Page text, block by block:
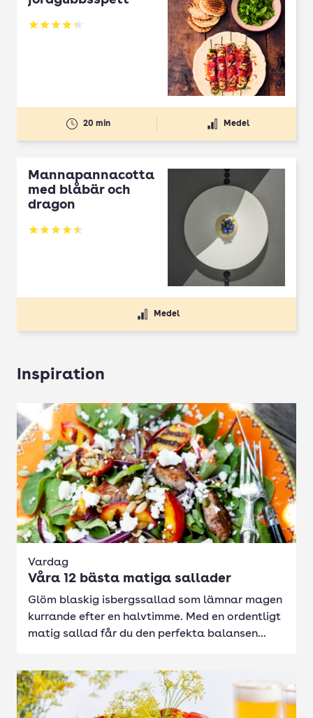
Betyg: 4.3 av 5
20 min Medel
Mannapannacotta
med blåbär och
dragon
Betyg: 4.5 av 5
Medel
Inspiration
Vardag
Våra 12 bästa matiga sallader
Glöm blaskig isbergssallad som lämnar magen
kurrande efter en halvtimme. Med en ordentligt
matig sallad får du den perfekta balansen...